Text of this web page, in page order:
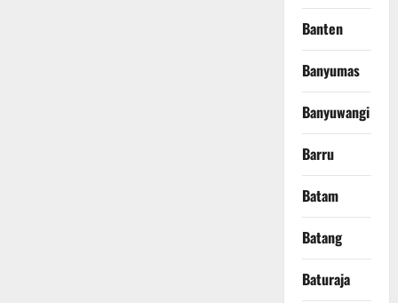
Banten
Banyumas
Banyuwangi
Barru
Batam
Batang
Baturaja